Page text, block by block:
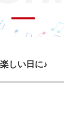
しい日に♪